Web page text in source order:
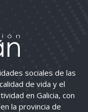
sociales de las
de vida y el
en Galicia, con
la provincia de